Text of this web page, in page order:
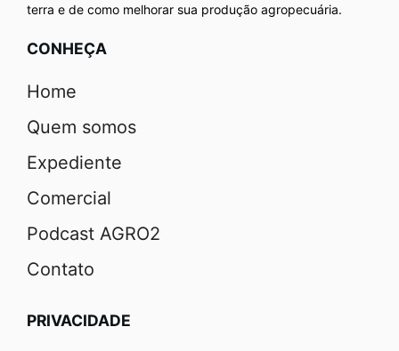
terra e de como melhorar sua produção agropecuária.
CONHEÇA
Home
Quem somos
Expediente
Comercial
Podcast AGRO2
Contato
PRIVACIDADE